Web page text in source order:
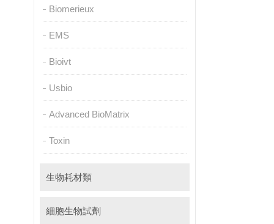
Biomerieux
EMS
Bioivt
Usbio
Advanced BioMatrix
Toxin
生物耗材類
細胞生物試劑